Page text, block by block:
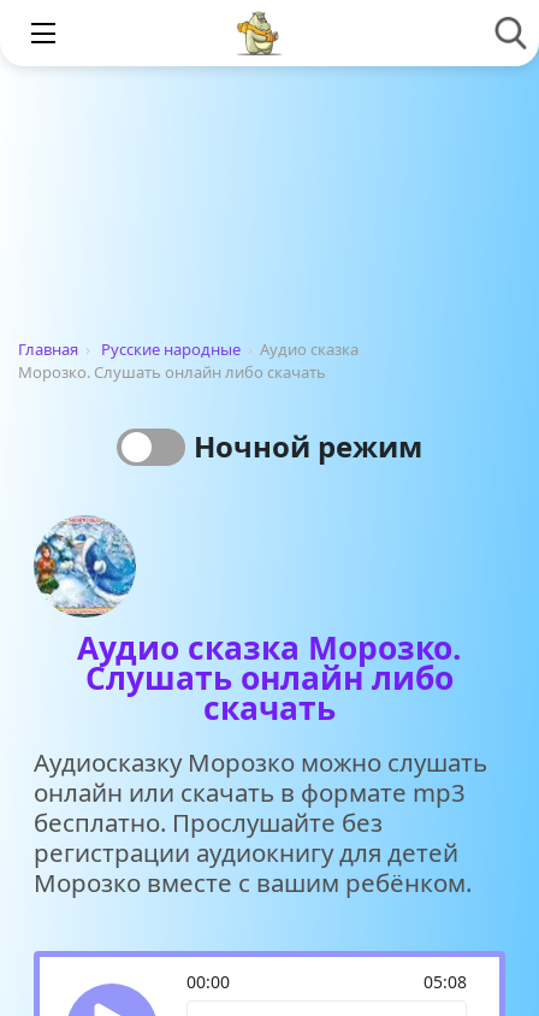
Главная › Русские народные › Аудио сказка
Морозко. Слушать онлайн либо скачать
Ночной режим
Аудио сказка Морозко.
Слушать онлайн либо
скачать
Аудиосказку Морозко можно слушать
онлайн или скачать в формате mp3
бесплатно. Прослушайте без
регистрации аудиокнигу для детей
Морозко вместе с вашим ребёнком.
00:00 05:08